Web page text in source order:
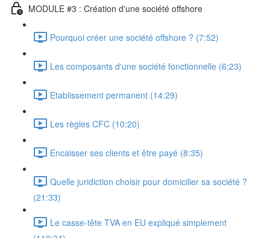
MODULE #3 : Création d'une société offshore
Pourquoi créer une société offshore ? (7:52)
Les composants d'une société fonctionnelle (6:23)
Etablissement permanent (14:29)
Les règles CFC (10:20)
Encaisser ses clients et être payé (8:35)
Quelle juridiction choisir pour domicilier sa société ?
(21:33)
Le casse-tête TVA en EU expliqué simplement